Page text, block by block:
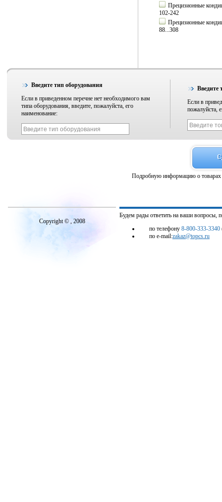
Прецизионные
102-242
Прецизионные
88...308
Введите тип оборудования
Если в приведенном перечне нет необходимого вам
типа оборудования, введите, пожалуйста, его
наименование:
Введите
Если в
пожалуйста,
Подробную информацию о товарах
Copyright © , 2008
Будем рады ответить на ваши вопросы,
по телефону 8-800-333-3340
по e-mail:zakaz@topcs.ru